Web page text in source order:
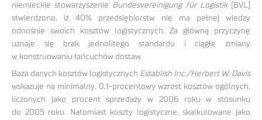
niemieckie stowarzyszenie Bundesvereinigung für Logistik
(BVL)
stwierdzono, iż 40% przedsiębiorstw nie ma pełnej wiedzy
odnośnie swoich kosztów logistycznych. Za główną przyczynę
uznaje się brak jednolitego standardu i ciągłe zmiany
w konstruowaniu łańcuchów dostaw.
Baza danych kosztów logistycznych Establish Inc./Herbert W. Davis
wskazuje na minimalny, 0,1-procentowy wzrost kosztów ogólnych,
liczonych jako procent sprzedaży w 2006 roku w stosunku
do 2005 roku. Natomiast koszty logistyczne, skalkulowane jako